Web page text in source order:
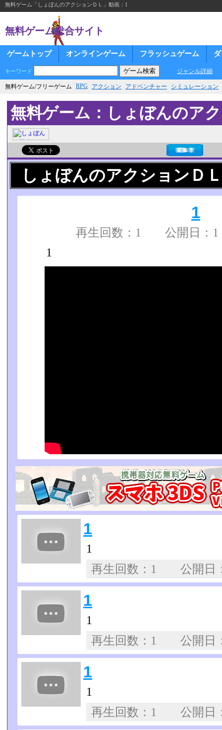
無料ゲーム「しょぼんのアクションＤＬ」動画：1
無料ゲーム総合サイト
ゲームトップ オンラインゲーム フラッシュゲーム
キーワード ジャンル詳細
無料ゲーム/フリーゲーム RPG アクション アドベンチャー シミュレーション
無料ゲーム：しょぼんのア
しょぼんのアクションＤ
1
再生回数：1 公開日：
1
1
1
再生回数：1 公開
1
1
再生回数：1 公開
1
1
再生回数：1 公開